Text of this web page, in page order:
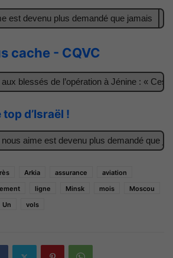
devenu plus demandé que jamais
cache - CQVC
de l’opération à Jénine : « Ces
top d’Israël !
aime est devenu plus demandé que
Arkia assurance
aviation
ligne Minsk mois
Moscou
Un vols